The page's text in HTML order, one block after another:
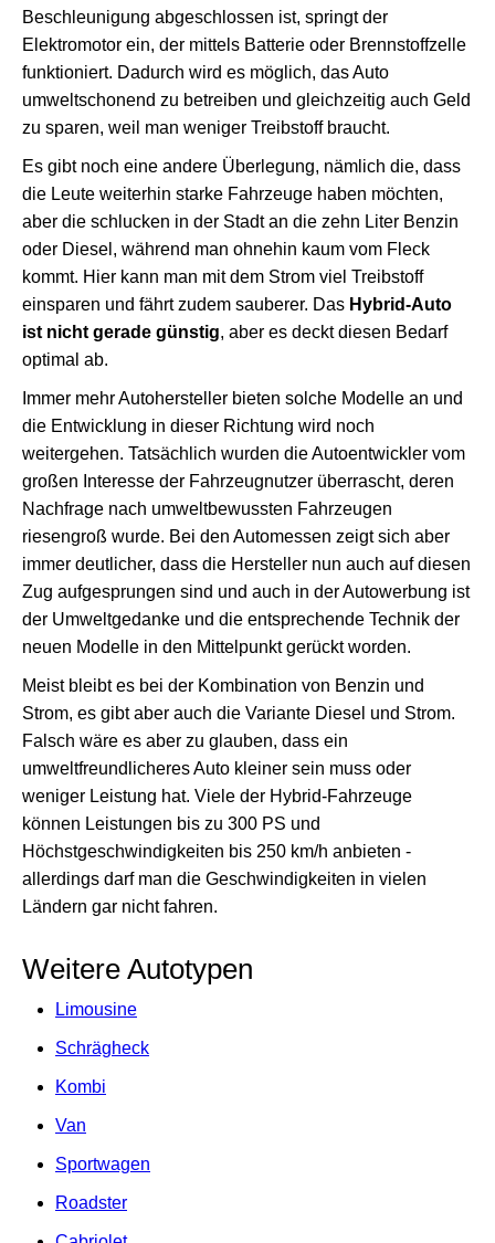
Beschleunigung abgeschlossen ist, springt der
Elektromotor ein, der mittels Batterie oder Brennstoffzelle
funktioniert. Dadurch wird es möglich, das Auto
umweltschonend zu betreiben und gleichzeitig auch Geld
zu sparen, weil man weniger Treibstoff braucht.
Es gibt noch eine andere Überlegung, nämlich die, dass
die Leute weiterhin starke Fahrzeuge haben möchten,
aber die schlucken in der Stadt an die zehn Liter Benzin
oder Diesel, während man ohnehin kaum vom Fleck
kommt. Hier kann man mit dem Strom viel Treibstoff
einsparen und fährt zudem sauberer. Das Hybrid-Auto
ist nicht gerade günstig, aber es deckt diesen Bedarf
optimal ab.
Immer mehr Autohersteller bieten solche Modelle an und
die Entwicklung in dieser Richtung wird noch
weitergehen. Tatsächlich wurden die Autoentwickler vom
großen Interesse der Fahrzeugnutzer überrascht, deren
Nachfrage nach umweltbewussten Fahrzeugen
riesengroß wurde. Bei den Automessen zeigt sich aber
immer deutlicher, dass die Hersteller nun auch auf diesen
Zug aufgesprungen sind und auch in der Autowerbung ist
der Umweltgedanke und die entsprechende Technik der
neuen Modelle in den Mittelpunkt gerückt worden.
Meist bleibt es bei der Kombination von Benzin und
Strom, es gibt aber auch die Variante Diesel und Strom.
Falsch wäre es aber zu glauben, dass ein
umweltfreundlicheres Auto kleiner sein muss oder
weniger Leistung hat. Viele der Hybrid-Fahrzeuge
können Leistungen bis zu 300 PS und
Höchstgeschwindigkeiten bis 250 km/h anbieten -
allerdings darf man die Geschwindigkeiten in vielen
Ländern gar nicht fahren.
Weitere Autotypen
Limousine
Schrägheck
Kombi
Van
Sportwagen
Roadster